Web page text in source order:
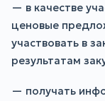
— в качестве
ценовые
участвовать в
результатам
— получать